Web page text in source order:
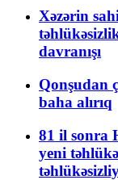
Xəzərin
davranışı
Qonşudan
baha alırıq
81 il sonra
yeni